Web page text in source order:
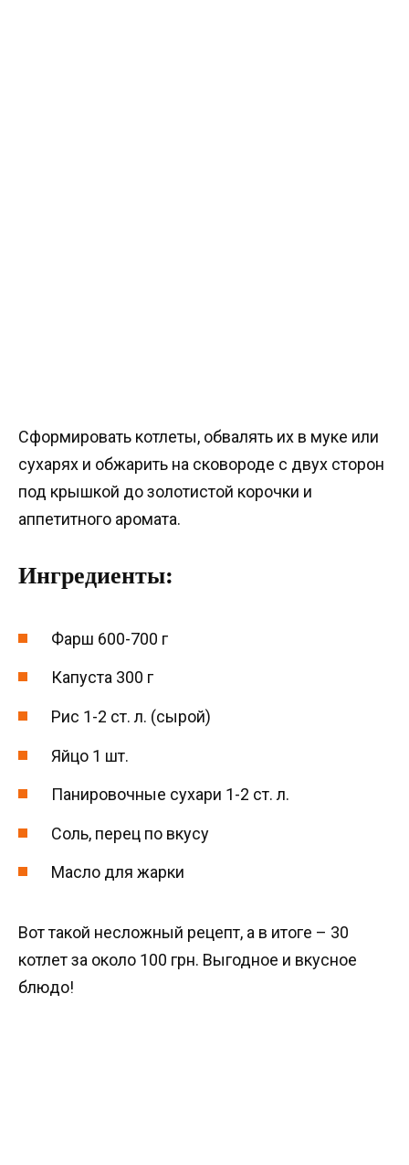
Сформировать котлеты, обвалять их в муке или
сухарях и обжарить на сковороде с двух сторон
под крышкой до золотистой корочки и
аппетитного аромата.
Ингредиенты:
Фарш 600-700 г
Капуста 300 г
Рис 1-2 ст. л. (сырой)
Яйцо 1 шт.
Панировочные сухари 1-2 ст. л.
Соль, перец по вкусу
Масло для жарки
Вот такой несложный рецепт, а в итоге – 30
котлет за около 100 грн. Выгодное и вкусное
блюдо!